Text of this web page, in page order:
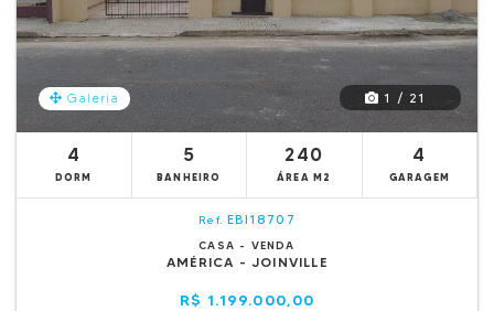
Galeria 1 / 21
4
DORM
5
BANHEIRO
240
ÁREA M2
4
GARAGEM
Ref. EBI18707
CASA - VENDA
AMÉRICA - JOINVILLE
R$ 1.199.000,00